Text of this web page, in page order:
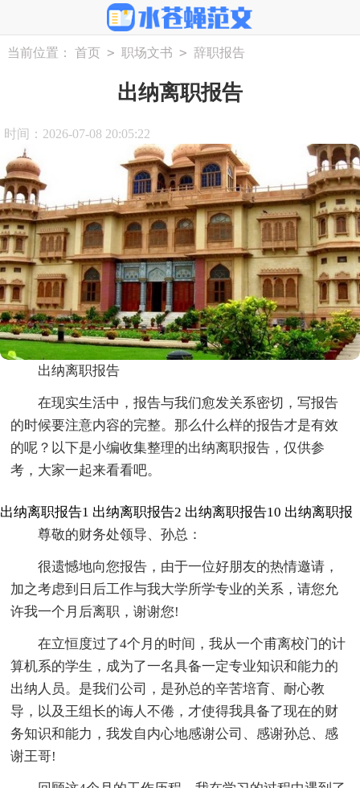
当前位置： 首页 > 职场文书 > 辞职报告
出纳离职报告
时间：2026-07-08 20:05:22
出纳离职报告
在现实生活中，报告与我们愈发关系密切，写报告
的时候要注意内容的完整。那么什么样的报告才是有效
的呢？以下是小编收集整理的出纳离职报告，仅供参
考，大家一起来看看吧。
出纳离职报告1
尊敬的财务处领导、孙总：
很遗憾地向您报告，由于一位好朋友的热情邀请，
加之考虑到日后工作与我大学所学专业的关系，请您允
许我一个月后离职，谢谢您!
在立恒度过了4个月的时间，我从一个甫离校门的计
算机系的学生，成为了一名具备一定专业知识和能力的
出纳人员。是我们公司，是孙总的辛苦培育、耐心教
导，以及王组长的诲人不倦，才使得我具备了现在的财
务知识和能力，我发自内心地感谢公司、感谢孙总、感
谢王哥!
出纳离职报告2 出纳离职报告10 出纳离职报